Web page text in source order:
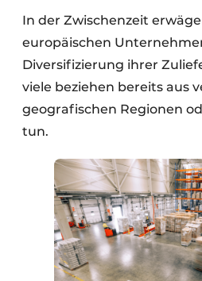
In der Zwischenzeit
europäischen
Diversifizierung ihrer
viele beziehen bereits aus
geografischen Regionen
tun.